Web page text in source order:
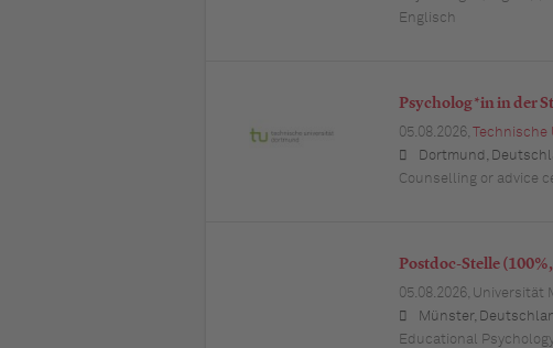
Englisch
Psycholog*in in der
05.08.2026, Technische
Dortmund,
Counselling or advice
Postdoc-Stelle
05.08.2026, Universität
Münster,
Educational